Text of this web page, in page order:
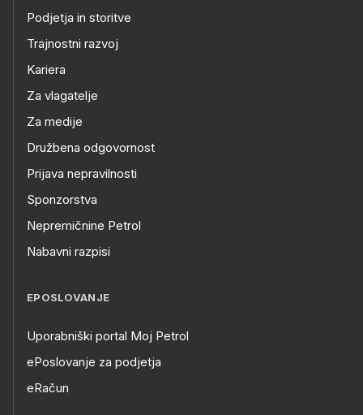
Podjetja in storitve
Trajnostni razvoj
Kariera
Za vlagatelje
Za medije
Družbena odgovornost
Prijava nepravilnosti
Sponzorstva
Nepremičnine Petrol
Nabavni razpisi
EPOSLOVANJE
Uporabniški portal Moj Petrol
ePoslovanje za podjetja
eRačun